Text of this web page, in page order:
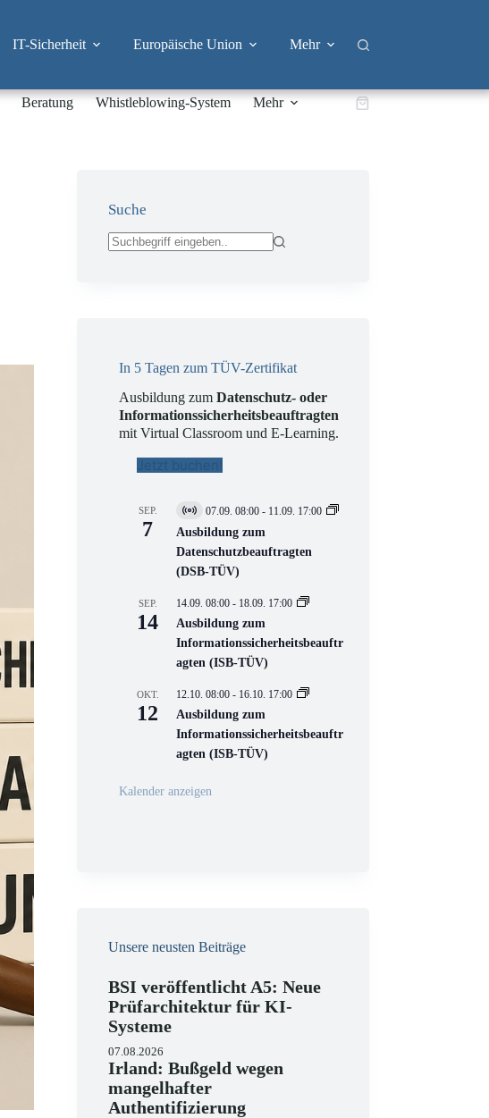
IT-Sicherheit Europäische Union Mehr
Beratung Whistleblowing-System Mehr Warenkorb
Suche
In 5 Tagen zum TÜV-Zertifikat
Ausbildung zumDatenschutz- oder
Informationssicherheitsbeauftragten
mit Virtual Classroom und E-Learning.
Jetzt buchen!
SEP.
7
V
i
t
u
l
V
e
r
n
s
t
a
t
n
07.09. 08:00 - 11.09. 17:00
Ausbildung zum
Datenschutzbeauftragten
(DSB-TÜV)
SEP.
14
14.09. 08:00 - 18.09. 17:00
Ausbildung zum
Informationssicherheitsbeauftr
agten (ISB-TÜV)
OKT.
12
12.10. 08:00 - 16.10. 17:00
Ausbildung zum
Informationssicherheitsbeauftr
agten (ISB-TÜV)
Kalender anzeigen
Unsere neusten Beiträge
BSI veröffentlicht A5: Neue
Prüfarchitektur für KI-
Systeme
07.08.2026
Irland: Bußgeld wegen
mangelhafter
Authentifizierung